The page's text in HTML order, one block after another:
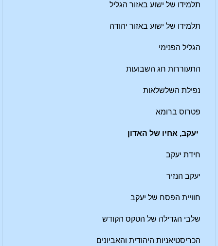
תלמידו של ישוע באזור הגליל
תלמידו של ישוע באזור יהודה
הגליל הפנימי
התעוררות חג השבועות
נפילת השלשלאות
פטרוס ברומא
יעקב, אחיו של האדון
חידת יעקב
יעקב הנזיר
חוויית הפסח של יעקב
שלבי הגדילה של הטקס הקודש
הכריסטיאניות היהודית והאביונים